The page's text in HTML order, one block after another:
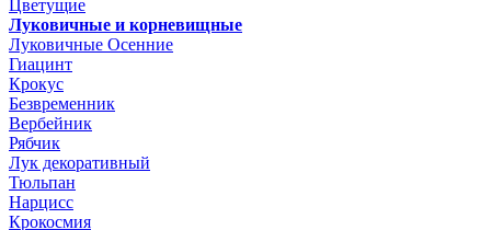
Цветущие
Луковичные и корневищные
Луковичные Осенние
Гиацинт
Крокус
Безвременник
Вербейник
Рябчик
Лук декоративный
Тюльпан
Нарцисс
Крокосмия